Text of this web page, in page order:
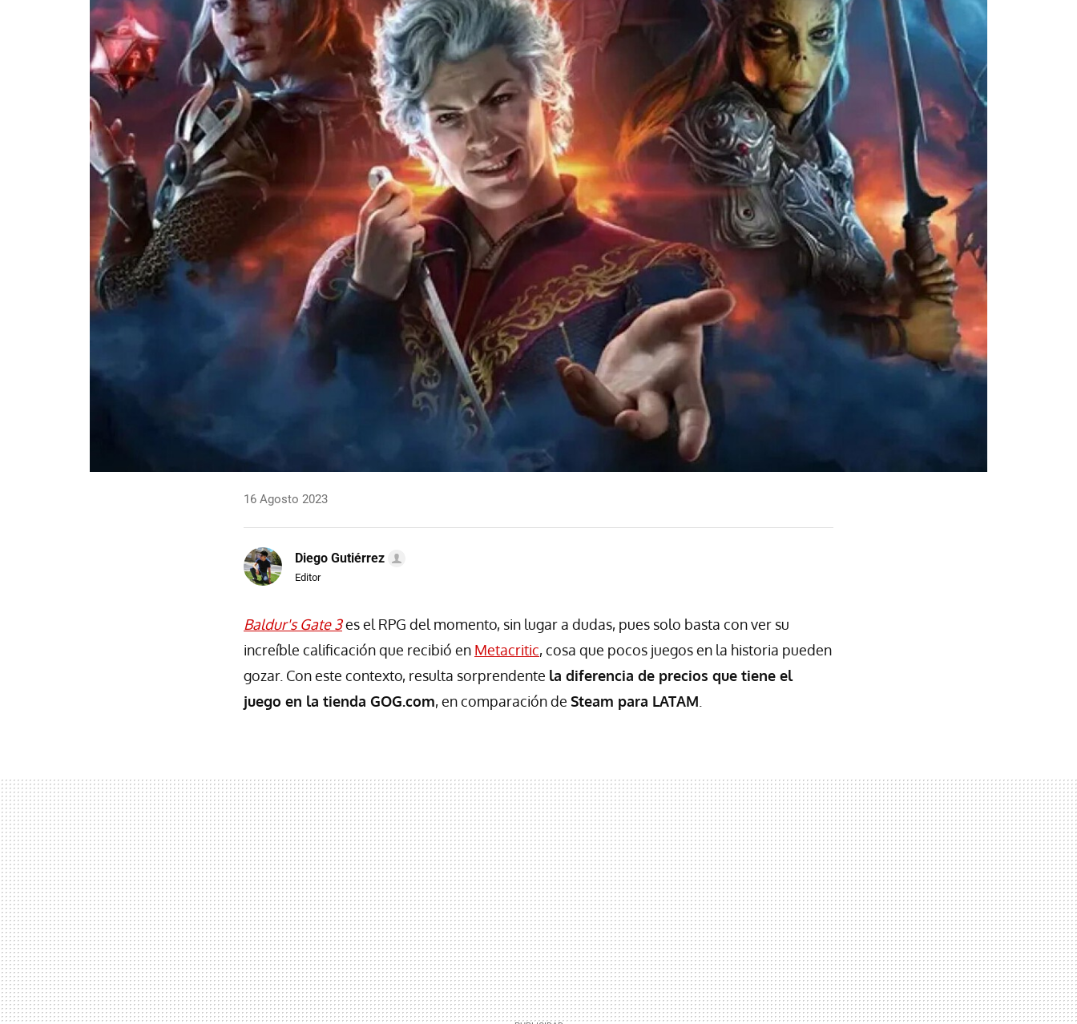
16 Agosto 2023
Diego Gutiérrez
Editor
Baldur's Gate 3es el RPG del momento, sin lugar a dudas, pues solo basta con ver su
increíble calificación que recibió en Metacritic, cosa que pocos juegos en la historia pueden
gozar. Con este contexto, resulta sorprendente la diferencia de precios que tiene el
juego en la tienda GOG.com, en comparación de Steam para LATAM